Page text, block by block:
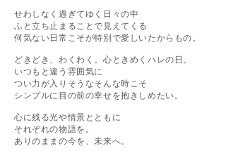
せわしなく過ぎてゆく 日々の中
ふと立ち止まることで見えてくる
何気ない日常こそが特別で愛しいたからもの。
どきどき、わくわく。心ときめくハレの日。
いつもと違う雰囲気に
つい力が入りそうなそんな時こそ
シンプルに目の前の幸せを抱きしめたい。
心に残る光や情景とともに
それぞれの物語を。
ありのままの今を、未来へ。